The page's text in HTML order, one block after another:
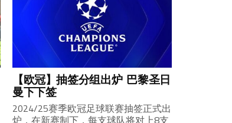
【欧冠】抽签分组出炉 巴黎圣日
曼下下签
2024/25赛季欧冠足球联赛抽签正式出
炉，在新赛制下，每支球队将对上8支